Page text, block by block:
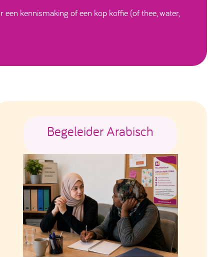
kennismaking of een kop koffie (of thee, water,
Begeleider Arabisch